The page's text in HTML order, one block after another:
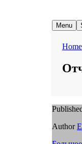
Menu
Home
Author